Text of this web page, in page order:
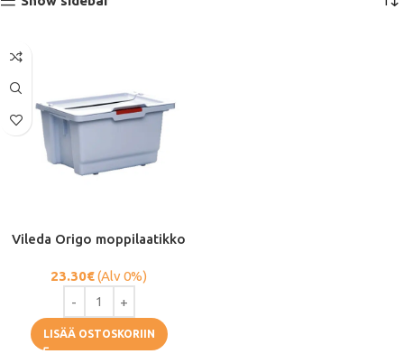
Vileda Origo moppilaatikko
23.30€(Alv 0%)
LISÄÄ OSTOSKORIIN